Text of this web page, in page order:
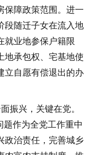
保障政策范围。进一
段随迁子女在流入地
就业地参保户籍限
地承包权、宅基地使
立自愿有偿退出的办
振兴，关键在党。
题作为全党工作重中
政治责任，完善城乡